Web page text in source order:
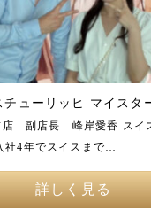
ューリッヒ マイスタ
店 副店長 峰岸愛香 スイ
社4年でスイスまで…
詳しく見る